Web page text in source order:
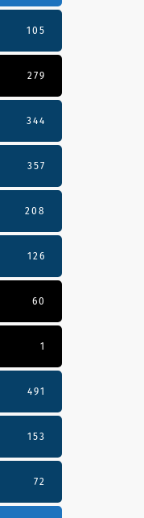
105
279
344
357
208
126
60
1
491
153
72